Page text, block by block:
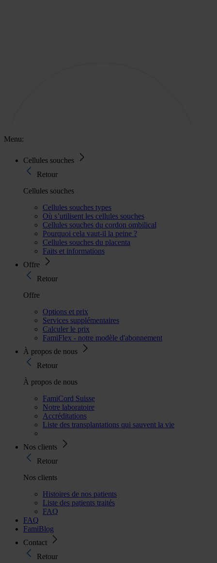
Menu:
Cellules souches
Retour
Cellules souches
Cellules souches types
Où s’utilisent les cellules souches
Cellules souches du cordon ombilical
Pourquoi cela vaut-il la peine ?
Cellules souches du placenta
Faits et informations
Offre
Retour
Offre
Options et prix
Services supplémentaires
Calculer le prix
FamiFlex - notre modèle d'abonnement
À propos de nous
Retour
À propos de nous
FamiCord Suisse
Notre laboratoire
Accréditations
Liste des transplantations qui sauvent la vie
Nos clients
Retour
Nos clients
Histoires de nos patients
Liste des patients traités
FAQ
FAQ
FamiBlog
Contact
Retour